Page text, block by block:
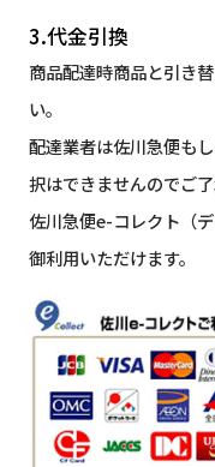
3.代金引換
商品配達時商品と引き
い。
配達業者は佐川急便も
択はできませんのでご了
佐川急便e-コレクト（
御利用いただけます。